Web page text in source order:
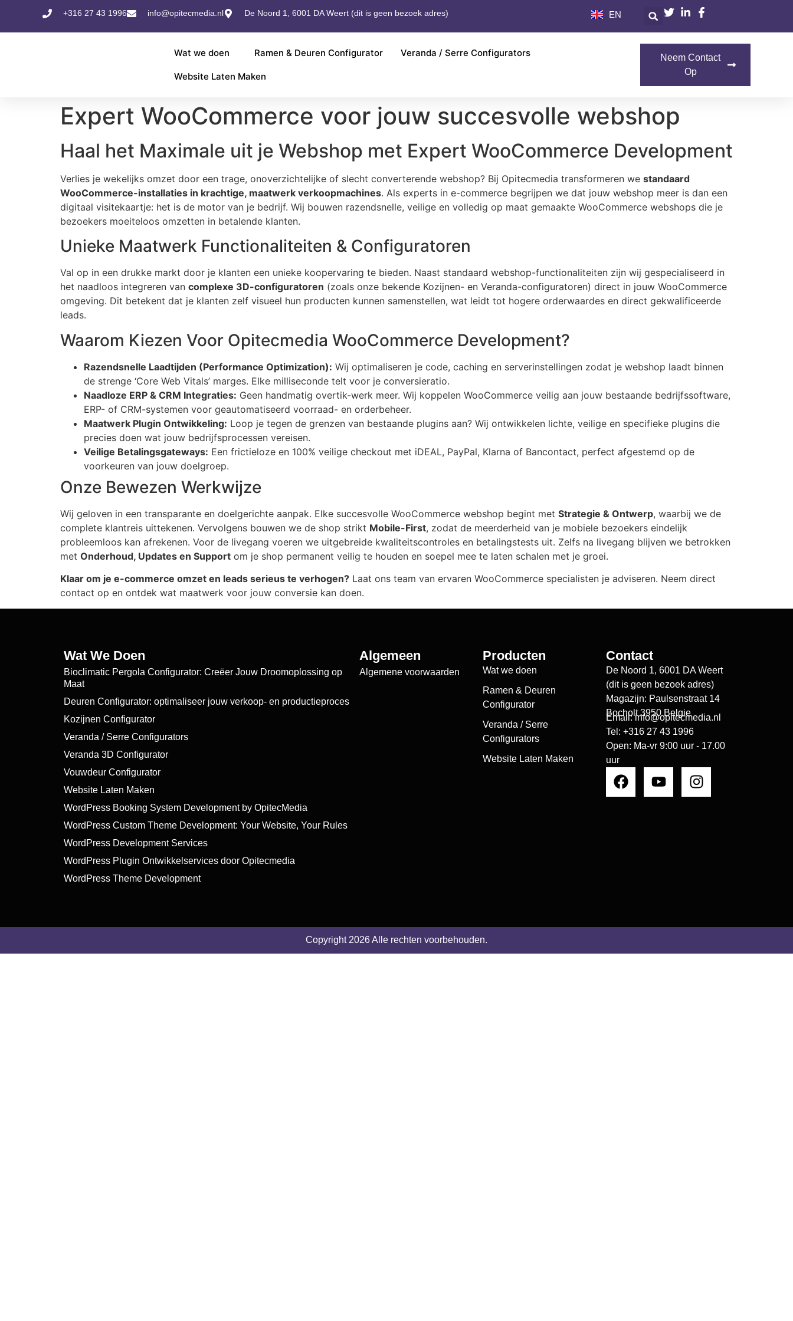
+316 27 43 1996 info@opitecmedia.nl De Noord 1, 6001 DA Weert (dit is geen bezoek adres) EN
Wat we doen Ramen & Deuren Configurator Veranda / Serre Configurators​
Website Laten Maken
Neem Contact
Op
Expert WooCommerce voor jouw succesvolle webshop
Haal het Maximale uit je Webshop met Expert WooCommerce Development
Verlies je wekelijks omzet door een trage, onoverzichtelijke of slecht converterende webshop? Bij Opitecmedia transformeren we standaard
WooCommerce-installaties in krachtige, maatwerk verkoopmachines. Als experts in e-commerce begrijpen we dat jouw webshop meer is dan een
digitaal visitekaartje: het is de motor van je bedrijf. Wij bouwen razendsnelle, veilige en volledig op maat gemaakte WooCommerce webshops die je
bezoekers moeiteloos omzetten in betalende klanten.
Unieke Maatwerk Functionaliteiten & Configuratoren
Val op in een drukke markt door je klanten een unieke koopervaring te bieden. Naast standaard webshop-functionaliteiten zijn wij gespecialiseerd in
het naadloos integreren van complexe 3D-configuratoren (zoals onze bekende Kozijnen- en Veranda-configuratoren) direct in jouw WooCommerce
omgeving. Dit betekent dat je klanten zelf visueel hun producten kunnen samenstellen, wat leidt tot hogere orderwaardes en direct gekwalificeerde
leads.
Waarom Kiezen Voor Opitecmedia WooCommerce Development?
Razendsnelle Laadtijden (Performance Optimization): Wij optimaliseren je code, caching en serverinstellingen zodat je webshop laadt binnen
de strenge ‘Core Web Vitals’ marges. Elke milliseconde telt voor je conversieratio.
Naadloze ERP & CRM Integraties: Geen handmatig overtik-werk meer. Wij koppelen WooCommerce veilig aan jouw bestaande bedrijfssoftware,
ERP- of CRM-systemen voor geautomatiseerd voorraad- en orderbeheer.
Maatwerk Plugin Ontwikkeling: Loop je tegen de grenzen van bestaande plugins aan? Wij ontwikkelen lichte, veilige en specifieke plugins die
precies doen wat jouw bedrijfsprocessen vereisen.
Veilige Betalingsgateways: Een frictieloze en 100% veilige checkout met iDEAL, PayPal, Klarna of Bancontact, perfect afgestemd op de
voorkeuren van jouw doelgroep.
Onze Bewezen Werkwijze
Wij geloven in een transparante en doelgerichte aanpak. Elke succesvolle WooCommerce webshop begint met Strategie & Ontwerp, waarbij we de
complete klantreis uittekenen. Vervolgens bouwen we de shop strikt Mobile-First, zodat de meerderheid van je mobiele bezoekers eindelijk
probleemloos kan afrekenen. Voor de livegang voeren we uitgebreide kwaliteitscontroles en betalingstests uit. Zelfs na livegang blijven we betrokken
met Onderhoud, Updates en Support om je shop permanent veilig te houden en soepel mee te laten schalen met je groei.
Klaar om je e-commerce omzet en leads serieus te verhogen? Laat ons team van ervaren WooCommerce specialisten je adviseren. Neem direct
contact op en ontdek wat maatwerk voor jouw conversie kan doen.
Wat We Doen
Bioclimatic Pergola Configurator: Creëer Jouw Droomoplossing op
Maat
Deuren Configurator: optimaliseer jouw verkoop- en productieproces
Kozijnen Configurator
Veranda / Serre Configurators​
Veranda 3D Configurator
Vouwdeur Configurator
Website Laten Maken
WordPress Booking System Development by OpitecMedia
WordPress Custom Theme Development: Your Website, Your Rules
WordPress Development Services
WordPress Plugin Ontwikkelservices door Opitecmedia
WordPress Theme Development
Algemeen
Algemene voorwaarden
Producten
Wat we doen
Ramen & Deuren
Configurator
Veranda / Serre
Configurators​
Website Laten Maken
Contact
De Noord 1, 6001 DA Weert
(dit is geen bezoek adres)
Magazijn: Paulsenstraat 14
Bocholt 3950 Belgie
Email: info@opitecmedia.nl
Tel: +316 27 43 1996
Open: Ma-vr 9:00 uur - 17.00
uur
Copyright 2026 Alle rechten voorbehouden.